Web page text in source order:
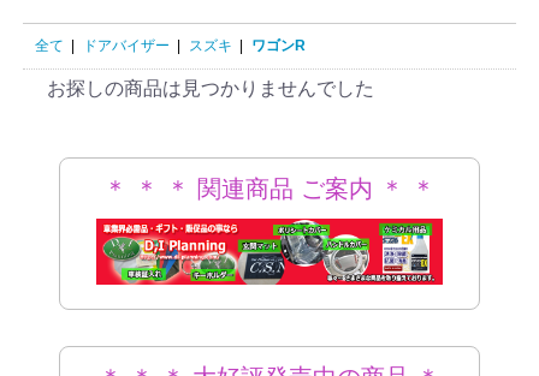
全て | ドアバイザー | スズキ | ワゴンR
お探しの商品は見つかりませんでした
＊ ＊ ＊ 関連商品 ご案内 ＊ ＊
＊